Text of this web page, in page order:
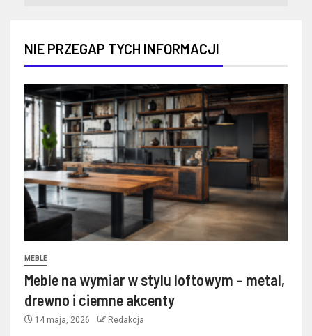
NIE PRZEGAP TYCH INFORMACJI
MEBLE
Meble na wymiar w stylu loftowym – metal,
drewno i ciemne akcenty
14 maja, 2026 Redakcja